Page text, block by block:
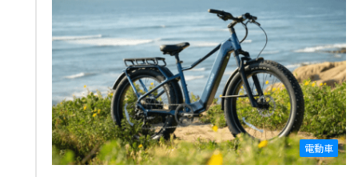
電動車